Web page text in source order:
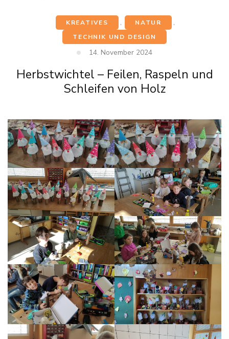
KREATIVES , NATUR
,
TECHNIK UND DESIGN
14. November 2024
Herbstwichtel – Feilen, Raspeln und
Schleifen von Holz